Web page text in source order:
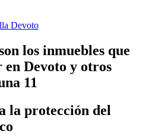
Devoto
los inmuebles que
Devoto y otros
11
la protección del